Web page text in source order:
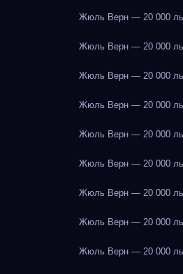
Жюль Верн — 20 000
Жюль Верн — 20 000
Жюль Верн — 20 000
Жюль Верн — 20 000
Жюль Верн — 20 000
Жюль Верн — 20 000
Жюль Верн — 20 000
Жюль Верн — 20 000
Жюль Верн — 20 000